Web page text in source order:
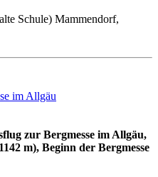
Schule) Mammendorf,
im Allgäu
zur Bergmesse im Allgäu,
m), Beginn der Bergmesse